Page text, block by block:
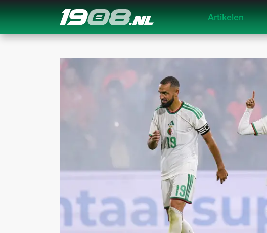
Navigation Artikelen